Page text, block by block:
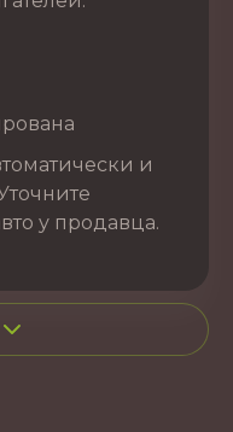
и
у продавца.